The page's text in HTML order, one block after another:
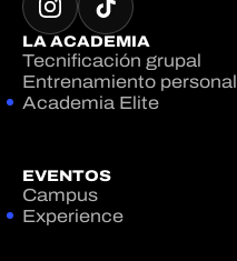
LA ACADEMIA
Tecnificación grupal
Entrenamiento personal
Academia Elite
EVENTOS
Campus
Experience